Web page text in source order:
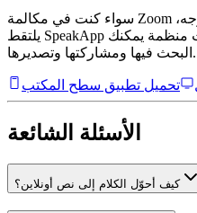
سواء كنت في مكالمة Zoom أو محاضرة أو محادثة وجهاً لوجه،
يلتقط SpeakApp كل شيء ويحوله إلى ملاحظات منظمة يمكنك
البحث فيها ومشاركتها وتصديرها.
تحميل تطبيق سطح المكتب
الأسئلة الشائعة
كيف أحوّل الكلام إلى نص أونلاين؟